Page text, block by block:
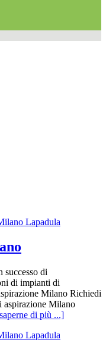
successo di
di impianti di
Milano Richiedi
aspirazione Milano
di più ...]